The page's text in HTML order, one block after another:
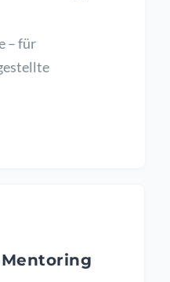
– für